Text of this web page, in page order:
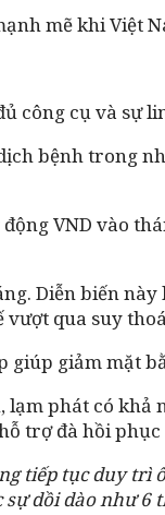
mẽ khi Việt
công cụ và sự
bệnh trong
VND vào
Diễn biến
vượt qua suy
giảm mặt
phát có
trợ đà hồi
tiếp tục duy
dồi dào như 6